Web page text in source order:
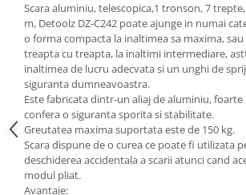
Scara aluminiu, telescopica,1 tronson, 7
m, Detoolz DZ-C242 poate ajunge in numai
o forma compacta la inaltimea sa maxima,
treapta cu treapta, la inaltimi intermediare,
inaltimea de lucru adecvata si un unghi de
siguranta dumneavoastra.
Este fabricata dintr-un aliaj de aluminiu, foarte
confera o siguranta sporita si stabilitate.
Greutatea maxima suportata este de 150 kg.
Scara dispune de o curea ce poate fi utilizata
deschiderea accidentala a scarii atunci cand
modul pliat.
Avantaje: